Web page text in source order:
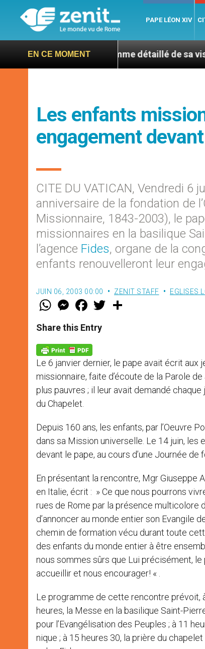
PAPE LÉON XIV
EN CE MOMENT
: le programme détaillé de sa visite en
Les enfants
engagement
CITE DU VATICAN, Vendredi 6
anniversaire de la fondation de
Missionnaire, 1843-2003), le
missionnaires en la basilique
l’agence Fides, organe de la
enfants renouvelleront leur
JUIN 06, 2003 00:00 ZENIT STAFF EGLISES
W
t
s
p
p
M
e
s
e
g
e
r
F
a
e
b
k
w
Share this Entry
Le 6 janvier dernier, le pape avait écrit aux
missionnaire, faite d’écoute de la Parole
plus pauvres ; il leur avait demandé
du Chapelet.
Depuis 160 ans, les enfants, par l’Oeuvre
dans sa Mission universelle. Le 14 juin,
devant le pape, au cours d’une Journée
En présentant la rencontre, Mgr Giuseppe
en Italie, écrit : » Ce que nous pourrons
rues de Rome par la présence multicolore
d’annoncer au monde entier son Evangile
chemin de formation vécu durant toute
des enfants du monde entier à être
nous sommes sûrs que Lui précisément,
accueillir et nous encourager! « .
Le programme de cette rencontre prévoit,
heures, la Messe en la basilique Saint-
pour l’Evangélisation des Peuples ; à 11
nique ; à 15 heures 30, la prière du